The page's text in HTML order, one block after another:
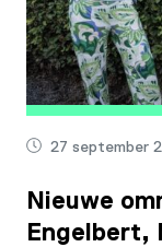
27 september
Nieuwe
Engelbert,